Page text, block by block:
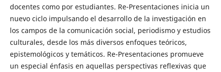
docentes como por estudiantes. Re-Presentaciones inicia un
nuevo ciclo impulsando el desarrollo de la investigación en
los campos de la comunicación social, periodismo y estudios
culturales, desde los más diversos enfoques teóricos,
epistemológicos y temáticos. Re-Presentaciones promueve
un especial énfasis en aquellas perspectivas reflexivas que